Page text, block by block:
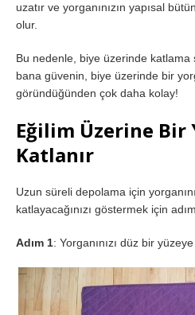
uzatır ve yorganınızın yapısal
olur.
Bu nedenle, biye üzerinde
bana güvenin, biye üzerinde bir
göründüğünden çok daha kolay!
Eğilim Üzerine Bir
Katlanır
Uzun süreli depolama için
katlayacağınızı göstermek için
Adım 1: Yorganınızı düz bir